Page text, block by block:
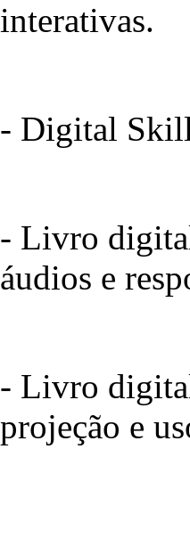
interativas.
- Digital
- Livro
áudios e
- Livro
projeção e